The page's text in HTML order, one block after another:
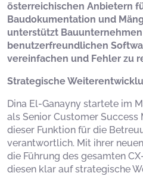
österreichischen Anbietern
Baudokumentation und
unterstützt
benutzerfreundlichen
vereinfachen und Fehler zu
Strategische
Dina El-Ganayny startete im
als Senior Customer Success
dieser Funktion für die
verantwortlich. Mit ihrer
die Führung des gesamten
diesen klar auf strategische